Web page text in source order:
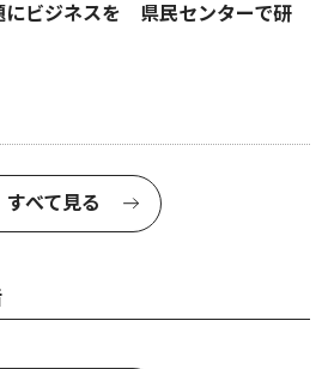
にビジネスを 県民センターで研
すべて見る